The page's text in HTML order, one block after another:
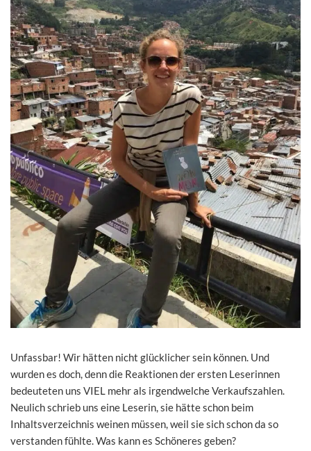
Unfassbar! Wir hätten nicht glücklicher sein können. Und
wurden es doch, denn die Reaktionen der ersten Leserinnen
bedeuteten uns VIEL mehr als irgendwelche Verkaufszahlen.
Neulich schrieb uns eine Leserin, sie hätte schon beim
Inhaltsverzeichnis weinen müssen, weil sie sich schon da so
verstanden fühlte. Was kann es Schöneres geben?